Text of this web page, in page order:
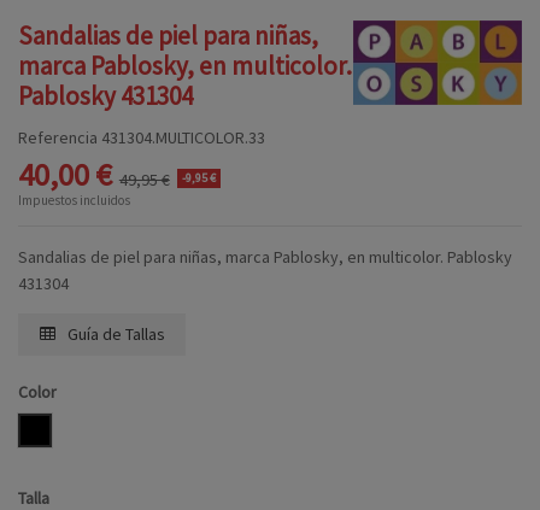
Sandalias de piel para niñas,
marca Pablosky, en multicolor.
Pablosky 431304
Referencia 431304.MULTICOLOR.33
40,00 € 49,95 € -9,95 €
Impuestos incluidos
Sandalias de piel para niñas, marca Pablosky, en multicolor. Pablosky
431304
Guía de Tallas
Color
Talla